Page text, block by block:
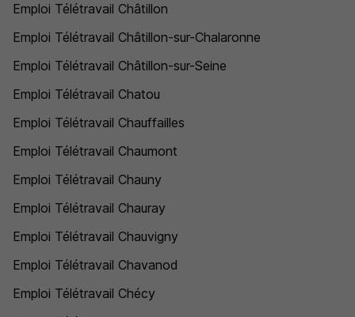
Emploi Télétravail Châtillon
Emploi Télétravail Châtillon-sur-Chalaronne
Emploi Télétravail Châtillon-sur-Seine
Emploi Télétravail Chatou
Emploi Télétravail Chauffailles
Emploi Télétravail Chaumont
Emploi Télétravail Chauny
Emploi Télétravail Chauray
Emploi Télétravail Chauvigny
Emploi Télétravail Chavanod
Emploi Télétravail Chécy